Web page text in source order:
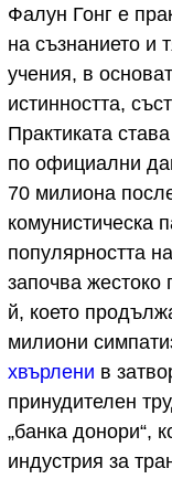
Фалун Гонг е
на съзнанието и
учения, в
истинността,
Практиката
по официални
70 милиона
комунистическа
популярността
започва жестоко
й, което
милиони
хвърлени в
принудителен
„банка донори“,
индустрия за